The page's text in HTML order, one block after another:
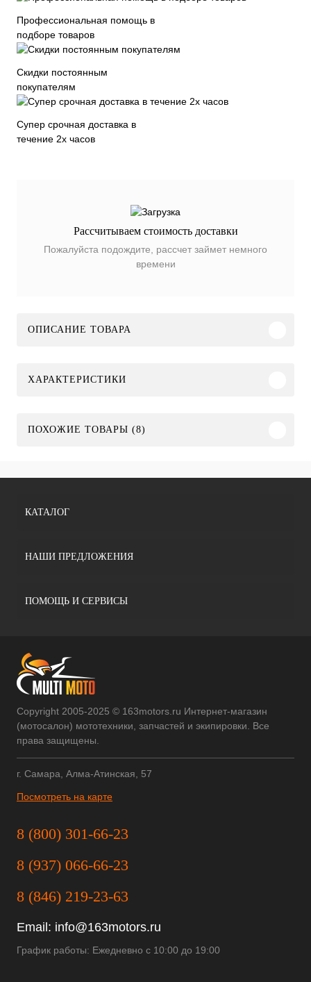
Профессиональная помощь в
подборе товаров
Скидки постоянным
покупателям
Супер срочная доставка в
течение 2х часов
Рассчитываем стоимость доставки
Пожалуйста подождите, рассчет займет немного
времени
ОПИСАНИЕ ТОВАРА
ХАРАКТЕРИСТИКИ
ПОХОЖИЕ ТОВАРЫ (8)
КАТАЛОГ
НАШИ ПРЕДЛОЖЕНИЯ
ПОМОЩЬ И СЕРВИСЫ
Copyright 2005-2025 © 163motors.ru Интернет-магазин
(мотосалон) мототехники, запчастей и экипировки. Все
права защищены.
г. Самара, Алма-Атинская, 57
Посмотреть на карте
8 (800) 301-66-23
8 (937) 066-66-23
8 (846) 219-23-63
Email: info@163motors.ru
График работы: Ежедневно с 10:00 до 19:00